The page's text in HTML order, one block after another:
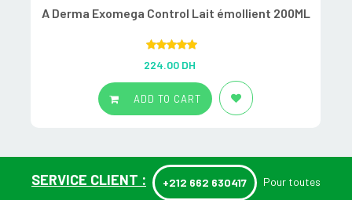
A Derma Exomega Control Lait émollient 200ML
out of 5
224.00 DH
ADD TO CART
SERVICE CLIENT : +212 662 630417 Pour toutes